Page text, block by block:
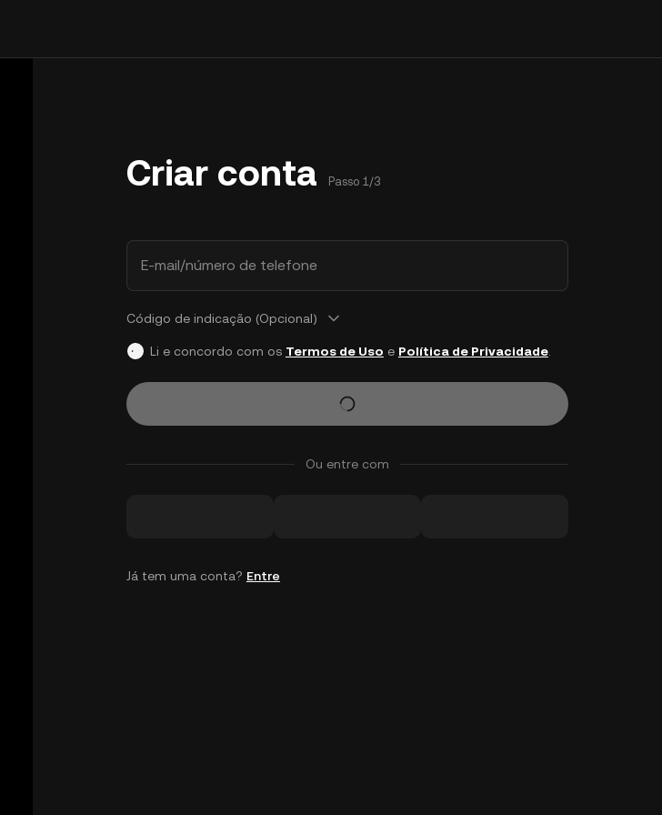
Criar conta Passo 1/3
E-mail/número de telefone
Código de indicação (Opcional)
Li e concordo com os Termos de Uso e Política de Privacidade.
Ou entre com
Já tem uma conta? Entre